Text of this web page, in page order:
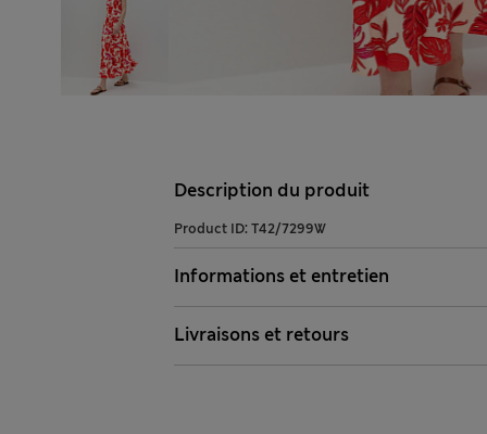
Description du produit
Product ID: T42/7299W
Informations et entretien
Livraisons et retours